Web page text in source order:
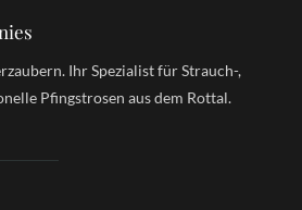
Ihr Spezialist für Strauch-,
Pfingstrosen aus dem Rottal.